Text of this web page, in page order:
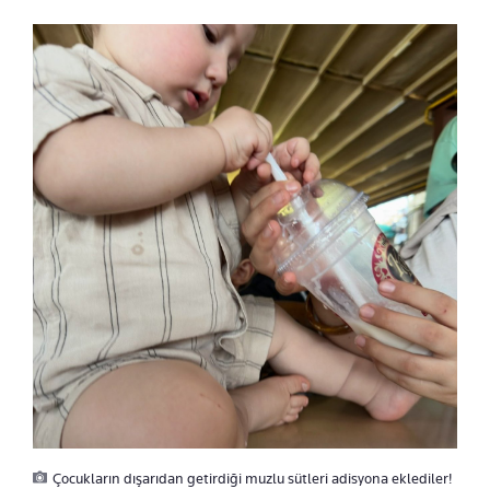
Çocukların dışarıdan getirdiği muzlu sütleri adisyona eklediler!